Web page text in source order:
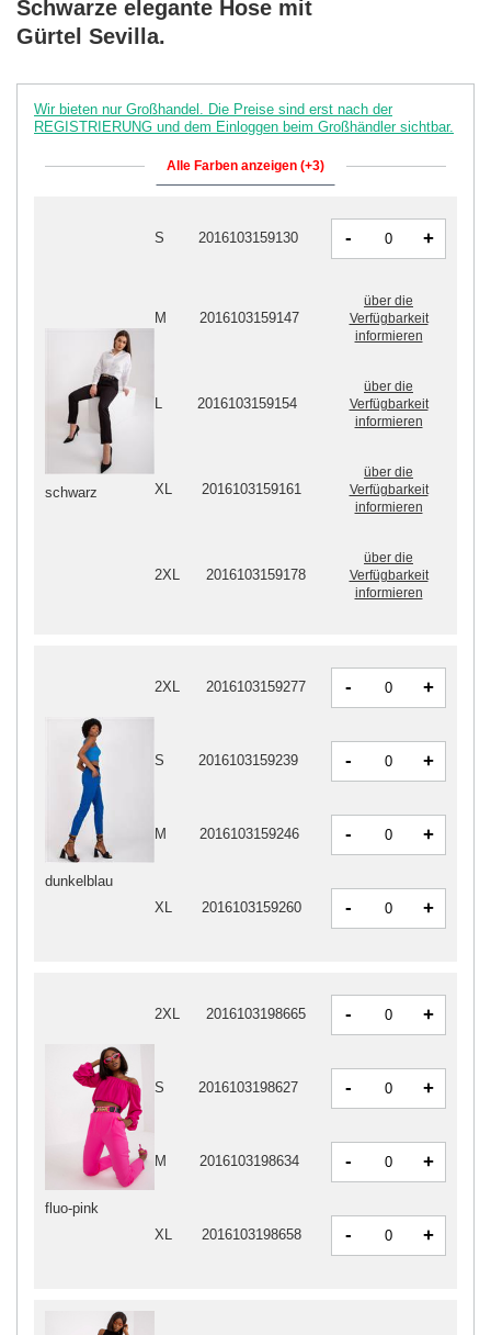
Schwarze elegante Hose mit
Gürtel Sevilla.
Wir bieten nur Großhandel. Die Preise sind erst nach der
REGISTRIERUNG und dem Einloggen beim Großhändler sichtbar.
Alle Farben anzeigen (+3)
dunkelblau
2XL 2016103159277 - +
S 2016103159239 - +
M 2016103159246 - +
XL 2016103159260 - +
fluo-pink
2XL 2016103198665 - +
S 2016103198627 - +
M 2016103198634 - +
XL 2016103198658 - +
schwarz
S 2016103159130 - +
M 2016103159147
über die
Verfügbarkeit
informieren
2016103159154
über die
Verfügbarkeit
informieren
XL 2016103159161
über die
Verfügbarkeit
informieren
2XL 2016103159178
über die
Verfügbarkeit
informieren